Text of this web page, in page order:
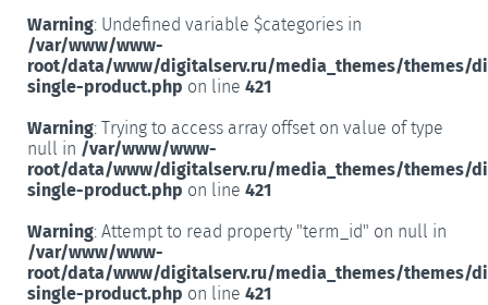
Warning: Undefined variable $categories in
/var/www/www-
root/data/www/digitalserv.ru/media_themes/themes/
single-product.php on line 421
Warning: Trying to access array offset on value of type
null in /var/www/www-
root/data/www/digitalserv.ru/media_themes/themes/
single-product.php on line 421
Warning: Attempt to read property "term_id" on null in
/var/www/www-
root/data/www/digitalserv.ru/media_themes/themes/
single-product.php on line 421